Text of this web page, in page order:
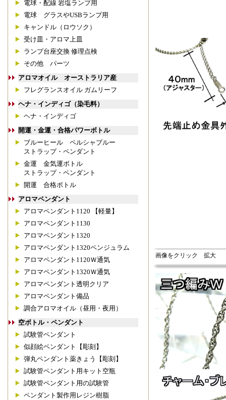
電球・配線 岩塩ランプ用
電球 グラスやUSBランプ用
キャンドル（ロウソク）
受け皿・アロマ上皿
ランプ台座交換 修理点検
その他 パーツ
アロマオイル オーストラリア産
フレグランスオイル ガムリーフ
ヘナ・インディゴ（染毛料）
ヘナ・インディゴ
開運・金運・合格パワーボトル
ブルーヒール ペルシャブルー
ストラップ・ペンダント
金運 金気運ボトル
ストラップ・ペンダント
開運 合格ボトル
アロマペンダント
アロマペンダント1120 【軽量】
アロマペンダント1130
アロマペンダント1320
アロマペンダント1320ペンジュラム
アロマペンダント1120Ｗ通気
アロマペンダント1320Ｗ通気
アロマペンダント透明クリア
アロマペンダント備品
調合アロマオイル（昼用・夜用）
空ボトル・ペンダント
試験管ペンダント
似顔絵ペンダント【彫刻】
弾丸ペンダント薬きょう【彫刻】
試験管ペンダント用キット空瓶
試験管ペンダント用の試験管
ペンダント製作用レジン樹脂
画像をクリック 拡大